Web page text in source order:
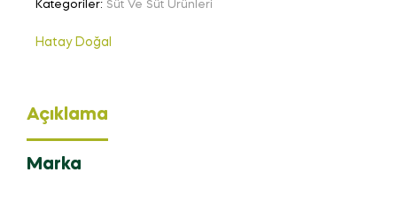
Kategoriler: Süt Ve Süt Ürünleri
Hatay Doğal
Açıklama
Marka